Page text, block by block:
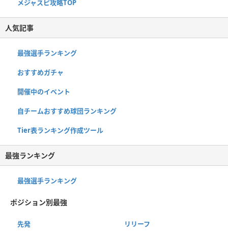
メジャスピ攻略TOP
人気記事
最強選手ランキング
おすすめガチャ
開催中のイベント
自チームおすすめ球団ランキング
Tier表ランキング作成ツール
最強ランキング
最強選手ランキング
ポジション別最強
先発 リリーフ